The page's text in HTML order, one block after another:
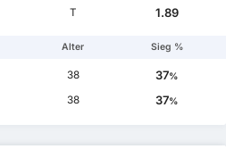
T 1.89
Alter Sieg %
38 37%
38 37%